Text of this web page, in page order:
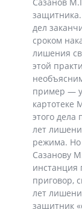
защитника.
дел
сроком
лишения
этой
пример —
картотеке
этого
лет
режима. Но
Сазанову
инстанция
приговор,
лет
защитник